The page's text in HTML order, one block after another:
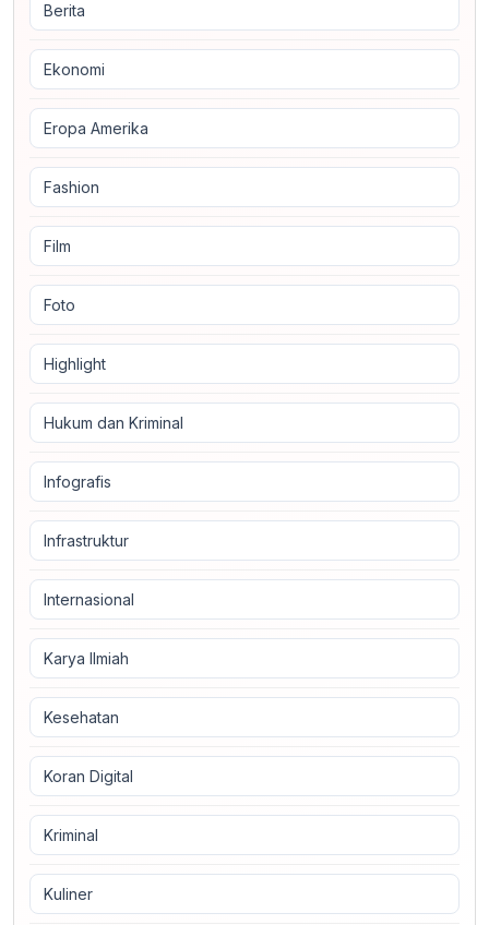
Berita
Ekonomi
Eropa Amerika
Fashion
Film
Foto
Highlight
Hukum dan Kriminal
Infografis
Infrastruktur
Internasional
Karya Ilmiah
Kesehatan
Koran Digital
Kriminal
Kuliner